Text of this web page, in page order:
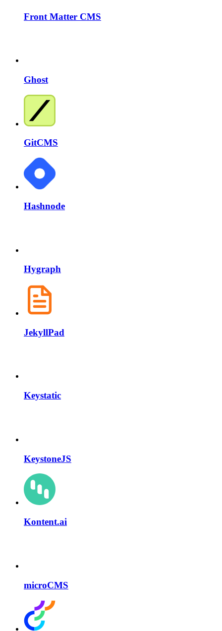
Front Matter CMS
Ghost
GitCMS
Hashnode
Hygraph
JekyllPad
Keystatic
KeystoneJS
Kontent.ai
microCMS